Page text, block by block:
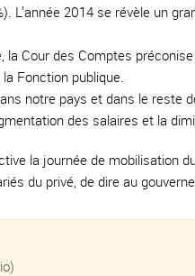
L’année 2014 se révèle un
Cour des Comptes
Fonction publique.
notre pays et dans le reste
des salaires et la
la journée de mobilisation
du privé, de dire au